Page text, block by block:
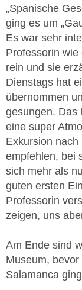
„Spanische
ging es um
Es war sehr
Professorin wie
rein und sie
Dienstags hat
übernommen
gesungen. Das
eine super
Exkursion
empfehlen, bei
sich mehr als
guten ersten
Professorin
zeigen, uns
Am Ende sind
Museum,
Salamanca